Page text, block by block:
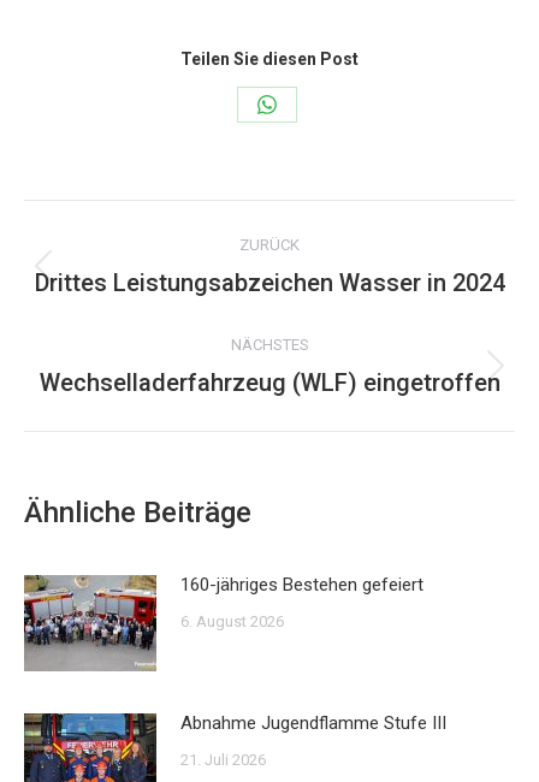
Teilen Sie diesen Post
Share
WhatsApp
Kommentarnavigation
ZURÜCK
Vorheriger
Drittes Leistungsabzeichen Wasser in 2024
NÄCHSTES
Nächster
Wechselladerfahrzeug (WLF) eingetroffen
Ähnliche Beiträge
160-jähriges Bestehen gefeiert
6. August 2026
Abnahme Jugendflamme Stufe III
21. Juli 2026